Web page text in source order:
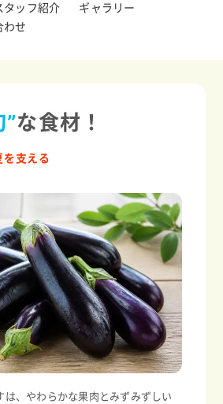
タッフ紹介
ギャラリー
わせ
”な食材！
を支える
は、やわらかな果肉とみずみずしい